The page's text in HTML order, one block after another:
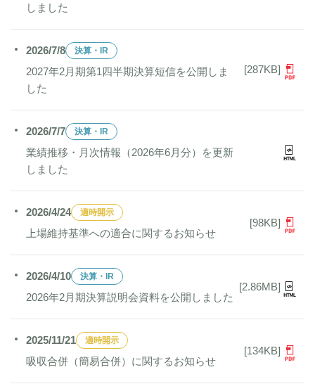
しました
2026/7/8 決算・IR
2027年2月期第1四半期決算短信を公開しま
した
[287KB]
2026/7/7 決算・IR
業績推移・月次情報（2026年6月分）を更新
しました
2026/4/24 適時開示
上場維持基準への適合に関するお知らせ
[98KB]
2026/4/10 決算・IR
2026年2月期決算説明会資料を公開しました
[2.86MB]
2025/11/21 適時開示
吸収合併（簡易合併）に関するお知らせ
[134KB]